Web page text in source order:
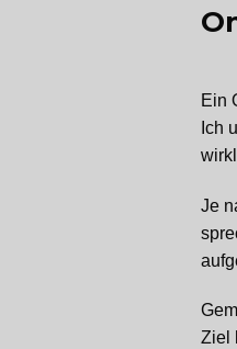
Ein
Ich
Je
Ziel